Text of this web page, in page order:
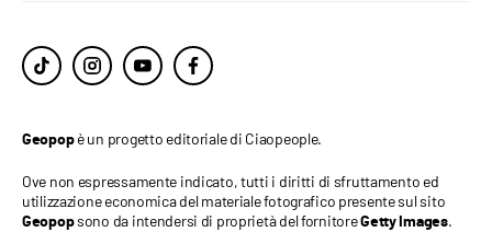
Geopopè un progetto editoriale di Ciaopeople.
Ove non espressamente indicato, tutti i diritti di sfruttamento ed
utilizzazione economica del materiale fotografico presente sul sito
Geopopsono da intendersi di proprietà del fornitoreGetty Images.